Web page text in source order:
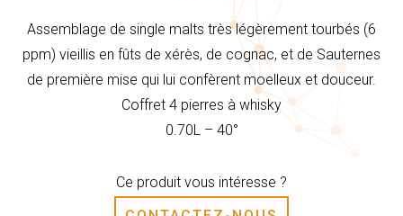
Assemblage de single malts très légèrement tourbés (6
ppm) vieillis en fûts de xérès, de cognac, et de Sauternes
de première mise qui lui confèrent moelleux et douceur.
Coffret 4 pierres à whisky
0.70L – 40°
Ce produit vous intéresse ?